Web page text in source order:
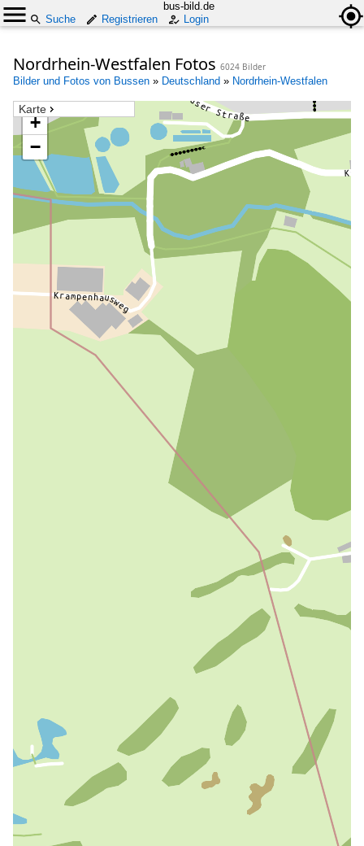
bus-bild.de
Suche
Registrieren Login
Nordrhein-Westfalen Fotos 6024 Bilder
Bilder und Fotos von Bussen » Deutschland » Nordrhein-Westfalen
Karte
+
−